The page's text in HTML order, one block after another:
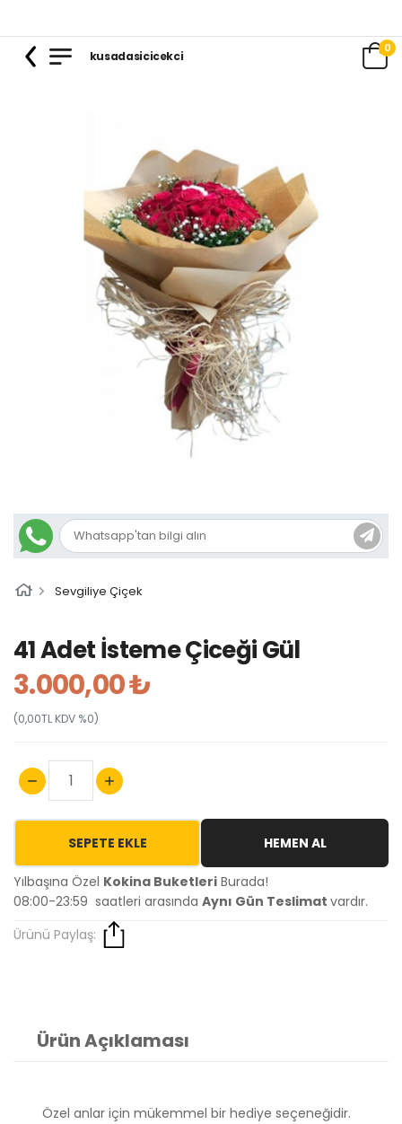
kusadasicicekci
0
Sevgiliye Çiçek
41 Adet İsteme Çiceği Gül
3.000,00 ₺
(0,00TL KDV %0)
SEPETE EKLE HEMEN AL
Yılbaşına Özel Kokina Buketleri Burada!
08:00-23:59 saatleri arasında Aynı Gün Teslimat vardır.
Ürünü Paylaş:
Ürün Açıklaması
Özel anlar için mükemmel bir hediye seçeneğidir.